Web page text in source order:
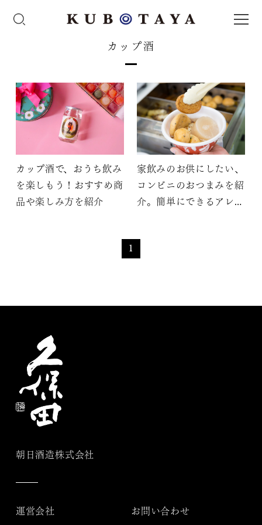
カップ酒
カップ酒で、おうち飲み
を楽しもう！おすすめ商
品や楽しみ方を紹介
家飲みのお供にしたい、
コンビニのおつまみを紹
介。簡単にできるアレン
1
朝日酒造株式会社
運営会社 お問い合わせ